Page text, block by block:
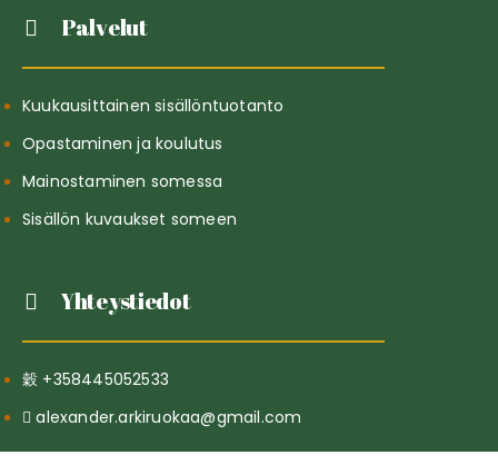
Palvelut
Kuukausittainen sisällöntuotanto
Opastaminen ja koulutus
Mainostaminen somessa
Sisällön kuvaukset someen
Yhteystiedot
+358445052533
alexander.arkiruokaa@gmail.com